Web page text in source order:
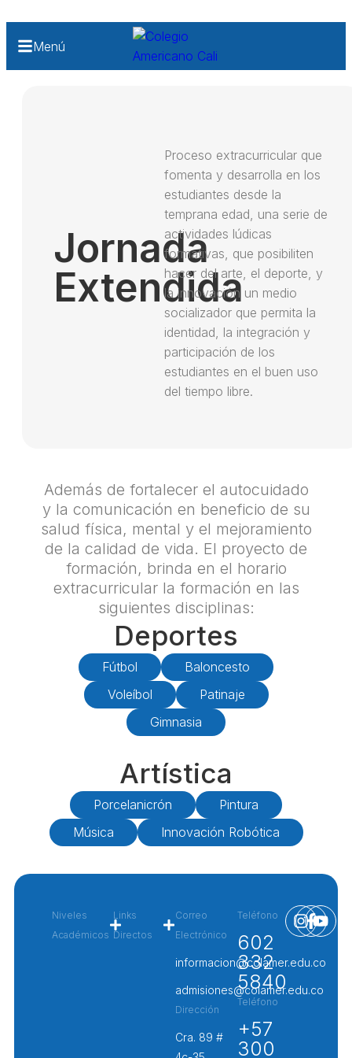
Menú
Jornada
Extendida
Proceso extracurricular que
fomenta y desarrolla en los
estudiantes desde la
temprana edad, una serie de
actividades lúdicas
formativas, que posibiliten
hacer del arte, el deporte, y
la innovación un medio
socializador que permita la
identidad, la integración y
participación de los
estudiantes en el buen uso
del tiempo libre.
Además de fortalecer el autocuidado
y la comunicación en beneficio de su
salud física, mental y el mejoramiento
de la calidad de vida. El proyecto de
formación, brinda en el horario
extracurricular la formación en las
siguientes disciplinas:
Deportes
Fútbol
Baloncesto
Voleíbol
Patinaje
Gimnasia
Artística
Porcelanicrón
Pintura
Música
Innovación Robótica
Niveles
Académicos
Links
Directos
Intracolamer
Correo
Electrónico
informacion@colamer.edu.co
admisiones@colamer.edu.co
Dirección
Cra. 89 #
Teléfono
602
332
5840
Teléfono
+57
300